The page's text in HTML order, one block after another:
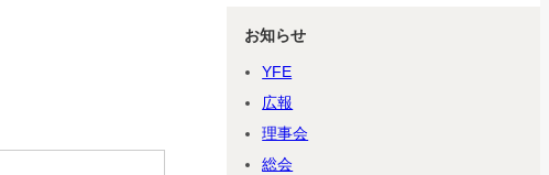
お知らせ
YFE
広報
理事会
総会